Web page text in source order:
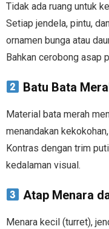
Tidak ada ruang untuk
Setiap jendela, pintu,
ornamen bunga atau
Bahkan cerobong asap
Batu Bata
Material bata merah
menandakan
Kontras dengan trim
kedalaman visual.
Atap Menara
Menara kecil (turret),